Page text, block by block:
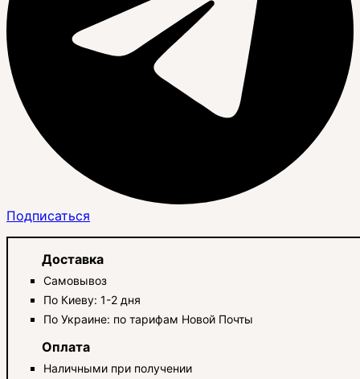
Подписаться
Доставка
Самовывоз
По Киеву: 1-2 дня
По Украине: по тарифам Новой Почты
Оплата
Наличными при получении